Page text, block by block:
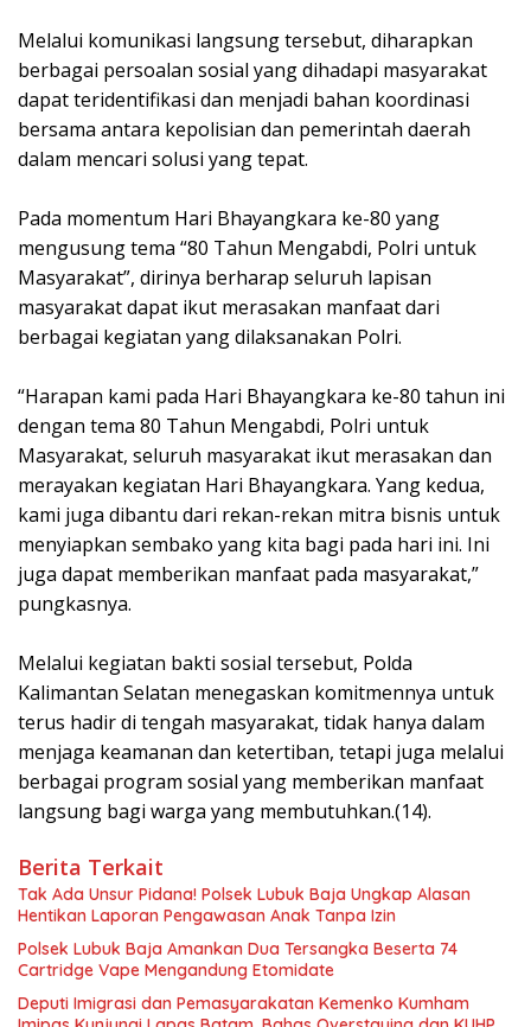
Melalui komunikasi langsung tersebut, diharapkan
berbagai persoalan sosial yang dihadapi masyarakat
dapat teridentifikasi dan menjadi bahan koordinasi
bersama antara kepolisian dan pemerintah daerah
dalam mencari solusi yang tepat.
Pada momentum Hari Bhayangkara ke-80 yang
mengusung tema “80 Tahun Mengabdi, Polri untuk
Masyarakat”, dirinya berharap seluruh lapisan
masyarakat dapat ikut merasakan manfaat dari
berbagai kegiatan yang dilaksanakan Polri.
“Harapan kami pada Hari Bhayangkara ke-80 tahun ini
dengan tema 80 Tahun Mengabdi, Polri untuk
Masyarakat, seluruh masyarakat ikut merasakan dan
merayakan kegiatan Hari Bhayangkara. Yang kedua,
kami juga dibantu dari rekan-rekan mitra bisnis untuk
menyiapkan sembako yang kita bagi pada hari ini. Ini
juga dapat memberikan manfaat pada masyarakat,”
pungkasnya.
Melalui kegiatan bakti sosial tersebut, Polda
Kalimantan Selatan menegaskan komitmennya untuk
terus hadir di tengah masyarakat, tidak hanya dalam
menjaga keamanan dan ketertiban, tetapi juga melalui
berbagai program sosial yang memberikan manfaat
langsung bagi warga yang membutuhkan.(14).
Berita Terkait
Tak Ada Unsur Pidana! Polsek Lubuk Baja Ungkap Alasan
Hentikan Laporan Pengawasan Anak Tanpa Izin
Polsek Lubuk Baja Amankan Dua Tersangka Beserta 74
Cartridge Vape Mengandung Etomidate
Deputi Imigrasi dan Pemasyarakatan Kemenko Kumham